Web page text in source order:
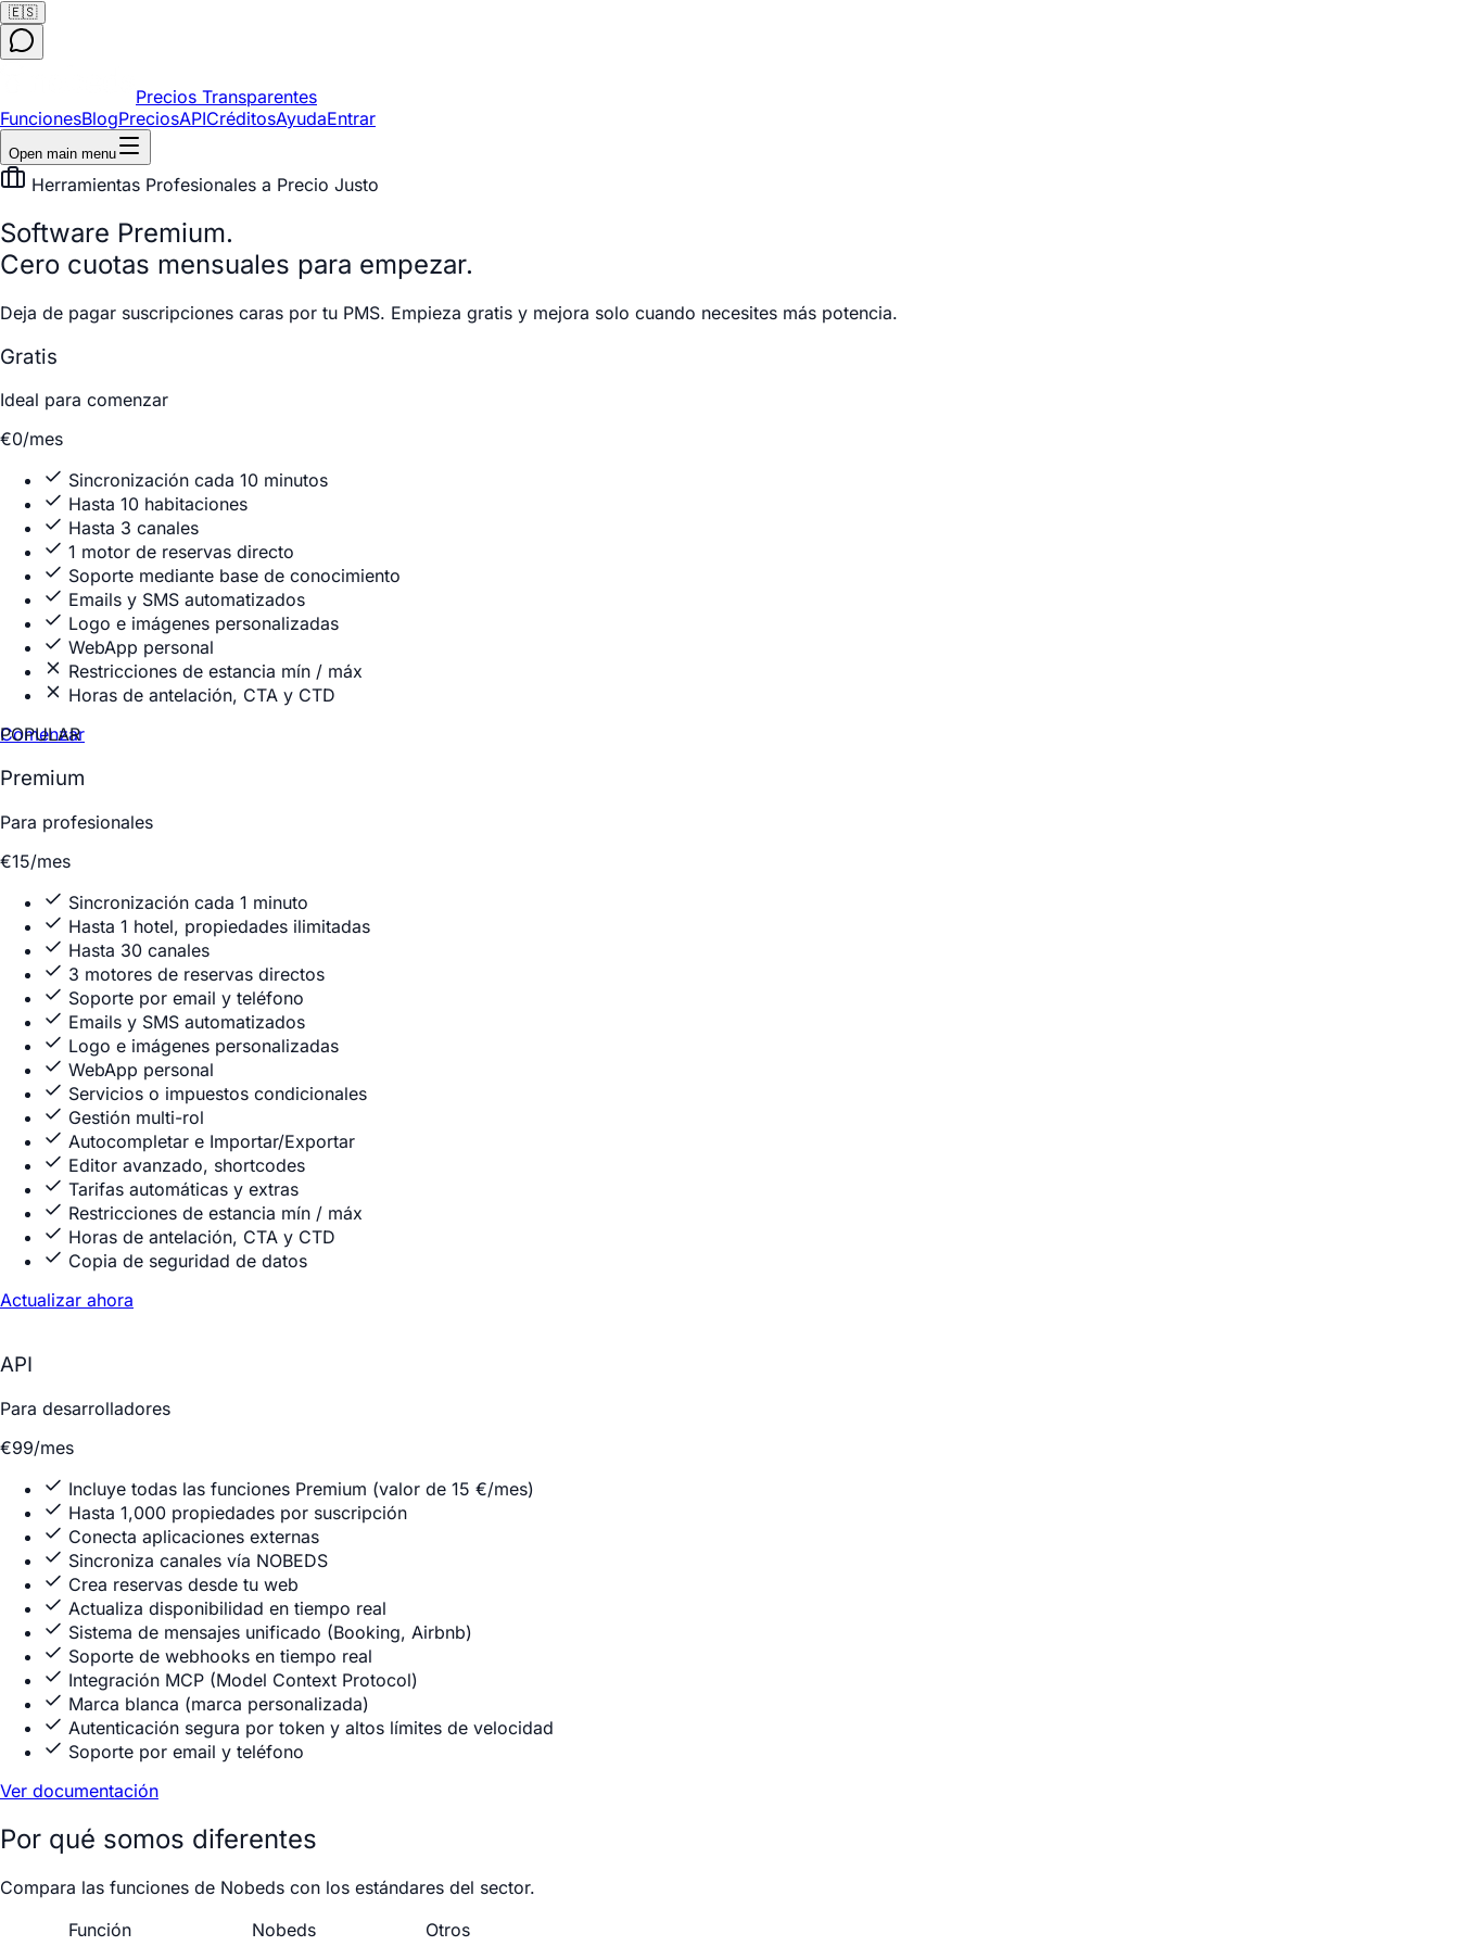
🇪🇸
Precios Transparentes
FuncionesBlogPreciosAPICréditosAyudaEntrar
Open main menu
Herramientas Profesionales a Precio Justo
Software Premium.
Cero cuotas mensuales para empezar.
Deja de pagar suscripciones caras por tu PMS. Empieza gratis y mejora solo cuando necesites más potencia.
Gratis
Ideal para comenzar
€0/mes
Sincronización cada 10 minutos
Hasta 10 habitaciones
Hasta 3 canales
1 motor de reservas directo
Soporte mediante base de conocimiento
Emails y SMS automatizados
Logo e imágenes personalizadas
WebApp personal
Restricciones de estancia mín / máx
Horas de antelación, CTA y CTD
Comenzar
POPULAR
Premium
Para profesionales
€15/mes
Sincronización cada 1 minuto
Hasta 1 hotel, propiedades ilimitadas
Hasta 30 canales
3 motores de reservas directos
Soporte por email y teléfono
Emails y SMS automatizados
Logo e imágenes personalizadas
WebApp personal
Servicios o impuestos condicionales
Gestión multi-rol
Autocompletar e Importar/Exportar
Editor avanzado, shortcodes
Tarifas automáticas y extras
Restricciones de estancia mín / máx
Horas de antelación, CTA y CTD
Copia de seguridad de datos
Actualizar ahora
API
Para desarrolladores
€99/mes
Incluye todas las funciones Premium (valor de 15 €/mes)
Hasta 1,000 propiedades por suscripción
Conecta aplicaciones externas
Sincroniza canales vía NOBEDS
Crea reservas desde tu web
Actualiza disponibilidad en tiempo real
Sistema de mensajes unificado (Booking, Airbnb)
Soporte de webhooks en tiempo real
Integración MCP (Model Context Protocol)
Marca blanca (marca personalizada)
Autenticación segura por token y altos límites de velocidad
Soporte por email y teléfono
Ver documentación
Por qué somos diferentes
Compara las funciones de Nobeds con los estándares del sector.
Función
Nobeds
Otros